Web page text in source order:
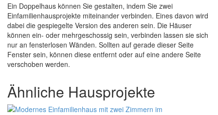
Ein Doppelhaus können Sie gestalten, indem Sie zwei
Einfamilienhausprojekte miteinander verbinden. Eines davon wird
dabei die gespiegelte Version des anderen sein. Die Häuser
können ein- oder mehrgeschossig sein, verbinden lassen sie sich
nur an fensterlosen Wänden. Sollten auf gerade dieser Seite
Fenster sein, können diese entfernt oder auf eine andere Seite
verschoben werden.
Ähnliche Hausprojekte